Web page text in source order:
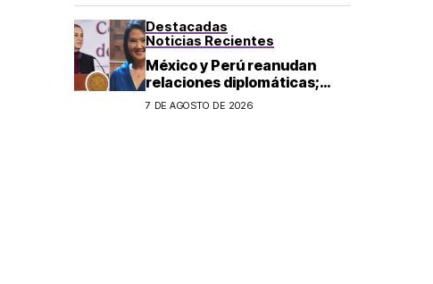
Destacadas
Noticias Recientes
México y Perú reanudan
relaciones diplomáticas;
Sheinbaum confirma llegada
7 DE AGOSTO DE 2026